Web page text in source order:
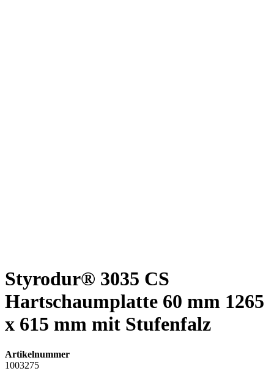
Styrodur® 3035 CS
Hartschaumplatte 60 mm 1265
x 615 mm mit Stufenfalz
Artikelnummer
1003275